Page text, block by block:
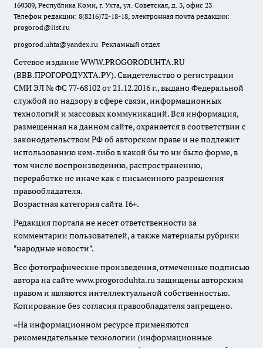
169309, Республика Коми, г. Ухта, ул. Советская, д. 3, офис 23
Телефон редакции: 8(8216)72-18-18, электронная почта редакции:
progorod@list.ru
progorod.uhta@yandex.ru Рекламный отдел
Сетевое издание WWW.PROGORODUHTA.RU
(ВВВ.ПРОГОРОДУХТА.РУ). Свидетельство о регистрации
СМИ ЭЛ № ФС 77-68102 от 21.12.2016 г., выдано Федеральной
службой по надзору в сфере связи, информационных
технологий и массовых коммуникаций. Вся информация,
размещенная на данном сайте, охраняется в соответствии с
законодательством РФ об авторском праве и не подлежит
использованию кем-либо в какой бы то ни было форме, в
том числе воспроизведению, распространению,
переработке не иначе как с письменного разрешения
правообладателя.
Возрастная категория сайта 16+.
Редакция портала не несет ответственности за
комментарии пользователей, а также материалы рубрики
"народные новости".
Все фотографические произведения, отмеченные подписью
автора на сайте www.progoroduhta.ru защищены авторским
правом и являются интеллектуальной собственностью.
Копирование без согласия правообладателя запрещено.
«На информационном ресурсе применяются
рекомендательные технологии (информационные